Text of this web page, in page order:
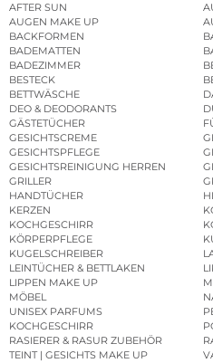
AFTER SUN
AUGEN MAKE UP
BACKFORMEN
BADEMATTEN
BADEZIMMER
BESTECK
BETTWÄSCHE
DEO & DEODORANTS
GÄSTETÜCHER
GESICHTSCREME
GESICHTSPFLEGE
GESICHTSREINIGUNG HERREN
GRILLER
HANDTÜCHER
KERZEN
KOCHGESCHIRR
KÖRPERPFLEGE
KUGELSCHREIBER
LEINTÜCHER & BETTLAKEN
LIPPEN MAKE UP
MÖBEL
UNISEX PARFUMS
KOCHGESCHIRR
RASIERER & RASUR ZUBEHÖR
TEINT | GESICHTS MAKE UP